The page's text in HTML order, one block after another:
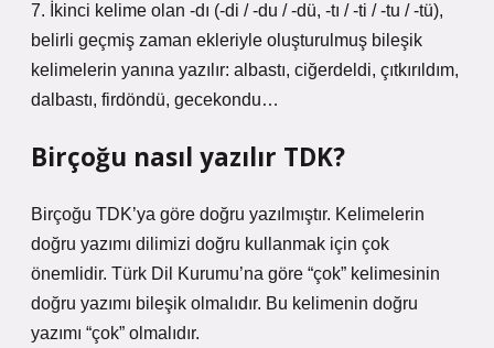
7. İkinci kelime olan -dı (-di / -du / -dü, -tı / -ti / -tu / -tü),
belirli geçmiş zaman ekleriyle oluşturulmuş bileşik
kelimelerin yanına yazılır: albastı, ciğerdeldi, çıtkırıldım,
dalbastı, firdöndü, gecekondu…
Birçoğu nasıl yazılır TDK?
Birçoğu TDK’ya göre doğru yazılmıştır. Kelimelerin
doğru yazımı dilimizi doğru kullanmak için çok
önemlidir. Türk Dil Kurumu’na göre “çok” kelimesinin
doğru yazımı bileşik olmalıdır. Bu kelimenin doğru
yazımı “çok” olmalıdır.